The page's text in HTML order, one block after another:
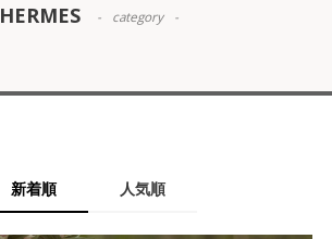
HERMES category
新着順 人気順